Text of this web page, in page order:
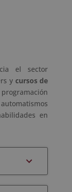
el sector
y cursos de
en